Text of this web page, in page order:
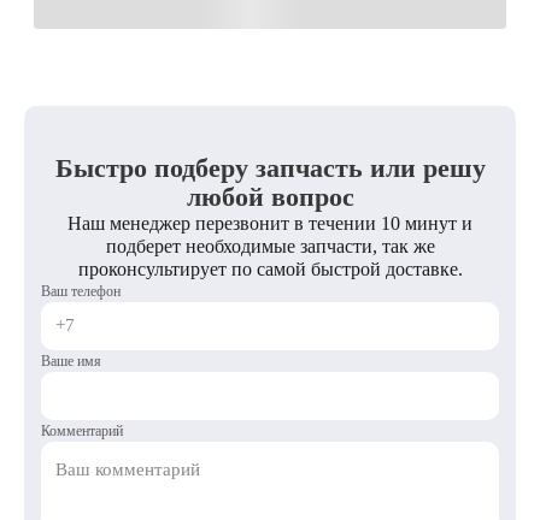
Быстро подберу запчасть или решу
любой вопрос
Наш менеджер перезвонит в течении 10 минут и
подберет необходимые запчасти, так же
проконсультирует по самой быстрой доставке.
Ваш телефон
Ваше имя
Комментарий